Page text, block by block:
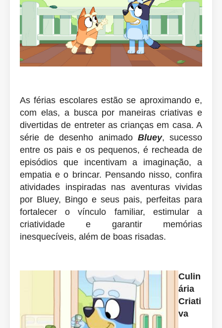
As férias escolares estão se aproximando e,
com elas, a busca por maneiras criativas e
divertidas de entreter as crianças em casa. A
série de desenho animado Bluey, sucesso
entre os pais e os pequenos, é recheada de
episódios que incentivam a imaginação, a
empatia e o brincar. Pensando nisso, confira
atividades inspiradas nas aventuras vividas
por Bluey, Bingo e seus pais, perfeitas para
fortalecer o vínculo familiar, estimular a
criatividade e garantir memórias
inesquecíveis, além de boas risadas.
Culin
ária
Criati
va